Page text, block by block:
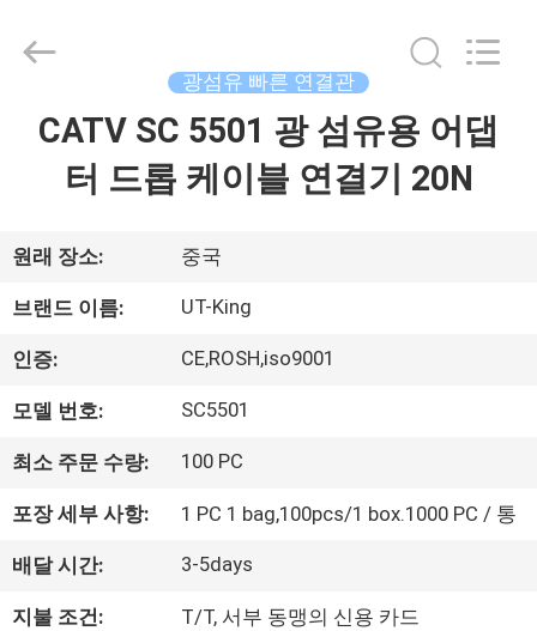
품
우
리
여
King
Technology
Reserved.
광섬유 빠른 연결관
CATV SC 5501 광 섬유용 어댑
터 드롭 케이블 연결기 20N
원래 장소: 중국
브랜드 이름: UT-King
인증: CE,ROSH,iso9001
모델 번호: SC5501
최소 주문 수량: 100 PC
포장 세부 사항: 1 PC 1 bag,100pcs/1 box.1000 PC / 통
배달 시간: 3-5days
지불 조건: T/T, 서부 동맹의 신용 카드